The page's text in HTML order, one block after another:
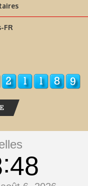
FR
48